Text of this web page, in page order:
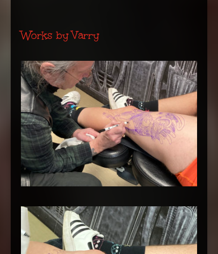
Works by Varry